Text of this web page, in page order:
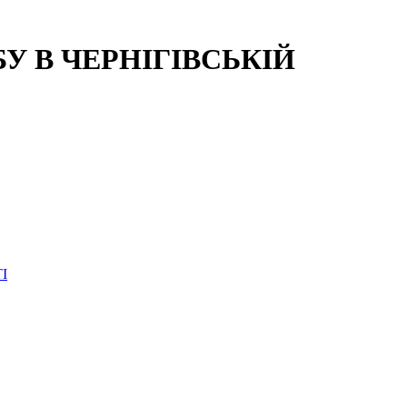
ЧЕРНІГІВСЬКІЙ